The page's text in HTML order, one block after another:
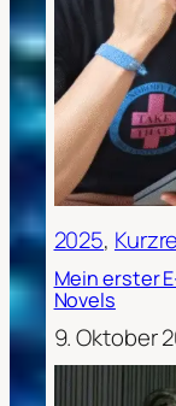
2025,
Mein erster
Novels
9. Oktober